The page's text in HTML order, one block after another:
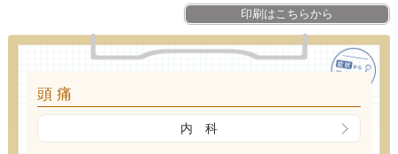
印刷はこちらから
頭 痛
内 科